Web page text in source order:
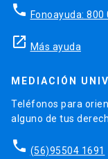
phone Fonoayuda: 800
launch Más ayuda
MEDIACIÓN
Teléfonos para
alguno de tus
phone (56)95504 1691